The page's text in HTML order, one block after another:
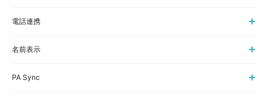
電話連携
名前表示
PA Sync